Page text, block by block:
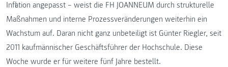
Inflation angepasst – weist die FH JOANNEUM durch strukturelle
Maßnahmen und interne Prozessveränderungen weiterhin ein
Wachstum auf. Daran nicht ganz unbeteiligt ist Günter Riegler, seit
2011 kaufmännischer Geschäftsführer der Hochschule. Diese
Woche wurde er für weitere fünf Jahre bestellt.